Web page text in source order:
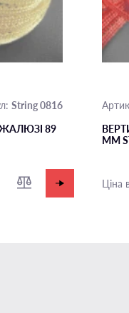
String 0816
89
ММ
Ціна